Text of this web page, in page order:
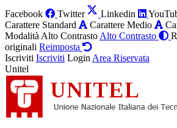
Facebook Twitter Linkedin
Carattere Standard
Carattere Medio
Modalità Alto Contrasto Alto Contrasto
originali Reimposta
Iscriviti Iscriviti Login Area Riservata
Unitel